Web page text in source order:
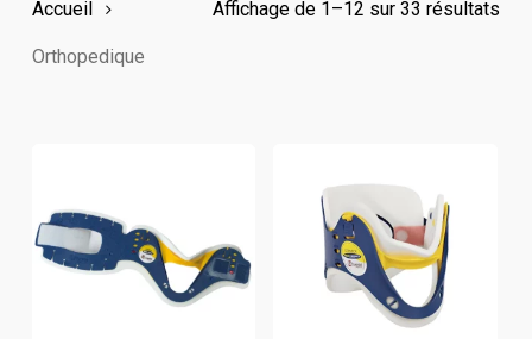
Affichage de 1–12 sur 33 résultats
Accueil
Orthopedique